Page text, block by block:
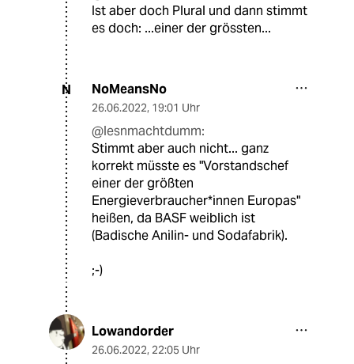
Ist aber doch Plural und dann stimmt
es doch: ...einer der grössten...
N NoMeansNo
26.06.2022, 19:01 Uhr
@lesnmachtdumm:
Stimmt aber auch nicht... ganz
korrekt müsste es "Vorstandschef
einer der größten
Energieverbraucher*innen Europas"
heißen, da BASF weiblich ist
(Badische Anilin- und Sodafabrik).
;-)
Lowandorder
26.06.2022, 22:05 Uhr